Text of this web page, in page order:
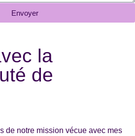
Envoyer
la
de
de notre mission vécue avec mes